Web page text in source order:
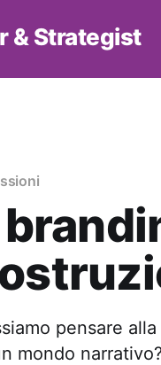
& Strategist
pensare
mondo